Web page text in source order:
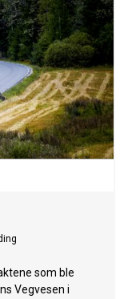
som ble
Vegvesen i